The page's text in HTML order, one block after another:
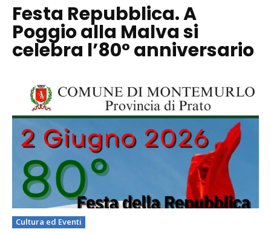
Festa Repubblica. A
Poggio alla Malva si
celebra l’80° anniversario
Cultura ed Eventi